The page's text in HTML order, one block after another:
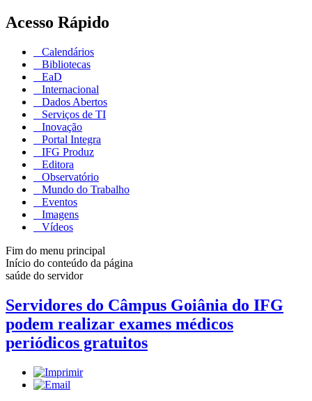
Acesso Rápido
Calendários
Bibliotecas
EaD
Internacional
Dados Abertos
Serviços de TI
Inovação
Portal Integra
IFG Produz
Editora
Observatório
Mundo do Trabalho
Eventos
Imagens
Vídeos
Fim do menu principal
Início do conteúdo da página
saúde do servidor
Servidores do Câmpus Goiânia do IFG
podem realizar exames médicos
periódicos gratuitos